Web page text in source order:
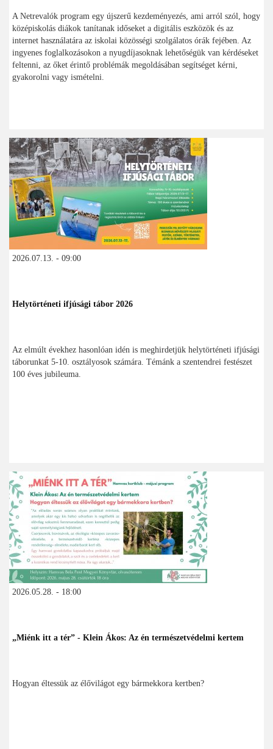
A Netrevalók program egy újszerű kezdeményezés, ami arról szól, hogy
középiskolás diákok tanítanak időseket a digitális eszközök és az
internet használatára az iskolai közösségi szolgálatos órák fejében. Az
ingyenes foglalkozásokon a nyugdíjasoknak lehetőségük van kérdéseket
feltenni, az őket érintő problémák megoldásában segítséget kérni,
gyakorolni vagy ismételni.
2026.07.13. - 09:00
Helytörténeti ifjúsági tábor 2026
Az elmúlt évekhez hasonlóan idén is meghirdetjük helytörténeti ifjúsági
táborunkat 5-10. osztályosok számára. Témánk a szentendrei festészet
100 éves jubileuma.
2026.05.28. - 18:00
„Miénk itt a tér” - Klein Ákos: Az én természetvédelmi kertem
Hogyan éltessük az élővilágot egy bármekkora kertben?